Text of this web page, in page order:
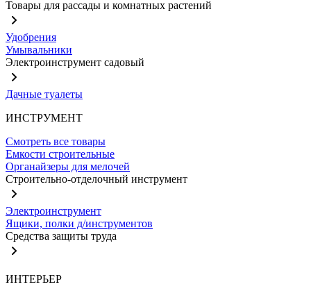
Товары для рассады и комнатных растений
Удобрения
Умывальники
Электроинструмент садовый
Дачные туалеты
ИНСТРУМЕНТ
Смотреть все товары
Емкости строительные
Органайзеры для мелочей
Строительно-отделочный инструмент
Электроинструмент
Ящики, полки д/инструментов
Средства защиты труда
ИНТЕРЬЕР